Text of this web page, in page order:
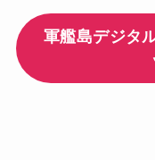
軍艦島デジタ